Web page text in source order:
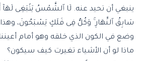
ينبغي أن تحيد عنه. لَا ٱلشَّمْسُ يَنۢبَغِى لَهَآ
سَابِقُ ٱلنَّهَارِ ۚ وَكُلٌّ فِى فَلَكٍ يَسْبَحُونَ،
وضع في الكون الذي خلقه وهو أمام
ماذا لو أن الأشياء تغيرت كيف سيكون؟